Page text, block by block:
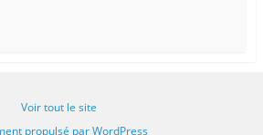
Voir tout le site
propulsé par WordPress